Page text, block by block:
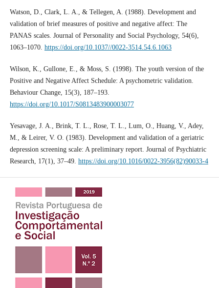
Watson, D., Clark, L. A., & Tellegen, A. (1988). Development and
validation of brief measures of positive and negative affect: The
PANAS scales. Journal of Personality and Social Psychology, 54(6),
1063–1070. https://doi.org/10.1037//0022-3514.54.6.1063
Wilson, K., Gullone, E., & Moss, S. (1998). The youth version of the
Positive and Negative Affect Schedule: A psychometric validation.
Behaviour Change, 15(3), 187–193.
https://doi.org/10.1017/S0813483900003077
Yesavage, J. A., Brink, T. L., Rose, T. L., Lum, O., Huang, V., Adey,
M., & Leirer, V. O. (1983). Development and validation of a geriatric
depression screening scale: A preliminary report. Journal of Psychiatric
Research, 17(1), 37–49. https://doi.org/10.1016/0022-3956(82)90033-4